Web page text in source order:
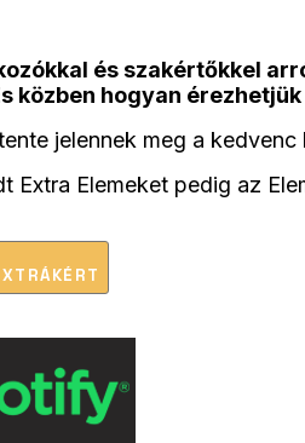
és szakértőkkel
közben hogyan
jelennek meg a kedvenc
Extra Elemeket pedig az